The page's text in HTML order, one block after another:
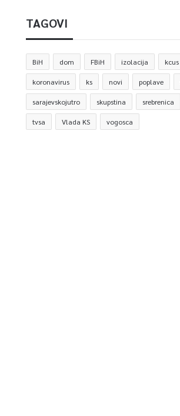
TAGOVI
BiH dom FBiH izolacija kcus
koronavirus ks novi poplave
sarajevskojutro skupstina srebrenica
tvsa Vlada KS vogosca